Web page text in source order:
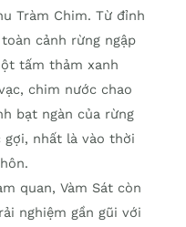
Tràm Chim. Từ đỉnh
cảnh rừng ngập
tấm thảm xanh
chim nước chao
bạt ngàn của rừng
gợi, nhất là vào thời
quan, Vàm Sát còn
nghiệm gần gũi với